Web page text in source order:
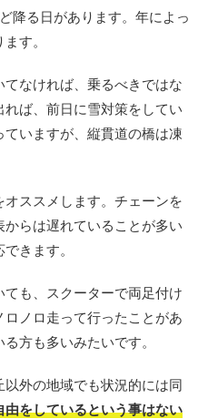
降る日があります。年によっ
す。
なければ、乗るべきではな
ば、前日に雪対策をしてい
いますが、縦貫道の橋は凍
ススメします。チェーンを
らは遅れていることが多い
きます。
も、スクーターで両足付け
ノロ走って行ったことがあ
方も多いみたいです。
外の地域でも状況的には同
をしているという事はない